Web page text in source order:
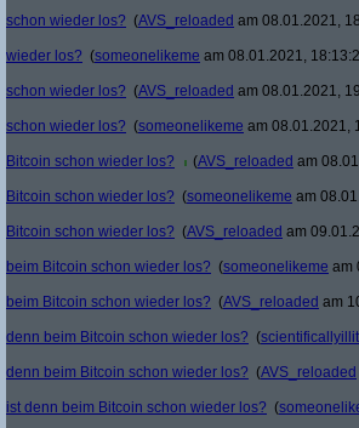
schon wieder los? (AVS_reloaded am 08.01.2021,
wieder los? (someonelikeme am 08.01.2021,
schon wieder los? (AVS_reloaded am 08.01.2021,
schon wieder los? (someonelikeme am 08.01.2021,
Bitcoin schon wieder los? (AVS_reloaded am
Bitcoin schon wieder los? (someonelikeme am
Bitcoin schon wieder los? (AVS_reloaded am
beim Bitcoin schon wieder los? (someonelikeme am
beim Bitcoin schon wieder los? (AVS_reloaded am
denn beim Bitcoin schon wieder los? (
denn beim Bitcoin schon wieder los? (AVS_reloaded
ist denn beim Bitcoin schon wieder los? (